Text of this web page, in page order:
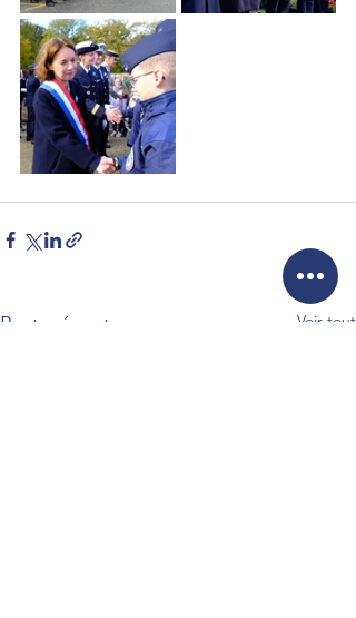
Posts récents Voir tout